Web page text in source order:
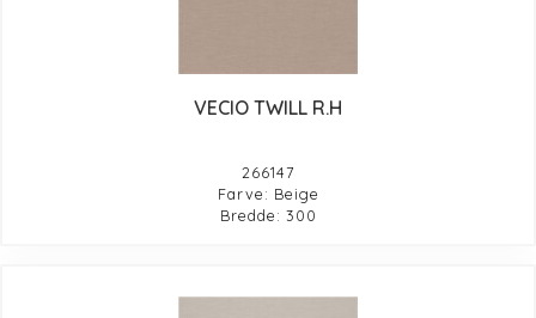
VECIO TWILL R.H
266147
Farve: Beige
Bredde: 300